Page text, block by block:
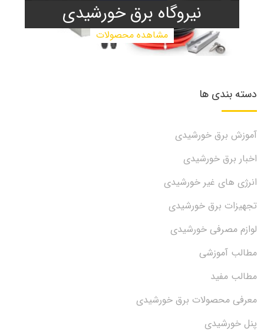
نیروگاه برق خورشیدی
مشاهده محصولات
دسته بندی ها
آموزش برق خورشیدی
اخبار برق خورشیدی
انرژی های غیر خورشیدی
تجهیزات برق خورشیدی
لوازم مصرفی خورشیدی
مطالب آموزشی
مطالب مفید
معرفی محصولات برق خورشیدی
پنل خورشیدی